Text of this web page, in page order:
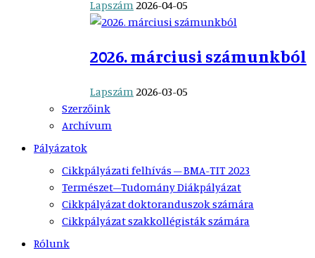
Lapszám2026-04-05
2026. márciusi számunkból
Lapszám2026-03-05
Szerzőink
Archívum
Pályázatok
Cikkpályázati felhívás – BMA-TIT 2023
Természet–Tudomány Diákpályázat
Cikkpályázat doktoranduszok számára
Cikkpályázat szakkollégisták számára
Rólunk